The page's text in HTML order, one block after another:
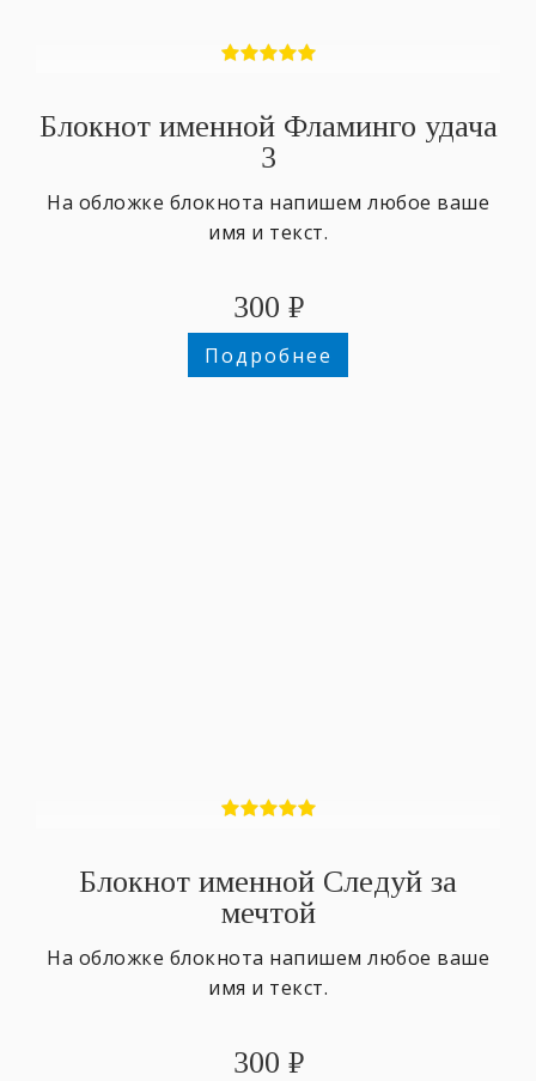
Блокнот именной Фламинго удача
3
На обложке блокнота напишем любое ваше
имя и текст.
300 ₽
Подробнее
Блокнот именной Следуй за
мечтой
На обложке блокнота напишем любое ваше
имя и текст.
300 ₽